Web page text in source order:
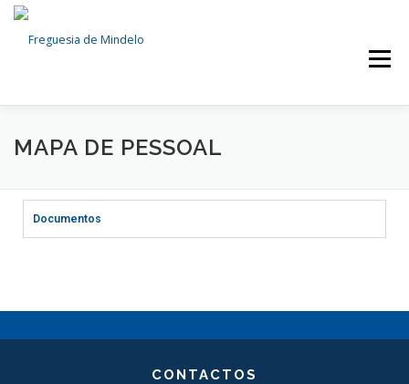
Menu
EVENTOS CONTACTOS
MAPA DE PESSOAL
Documentos
CONTACTOS